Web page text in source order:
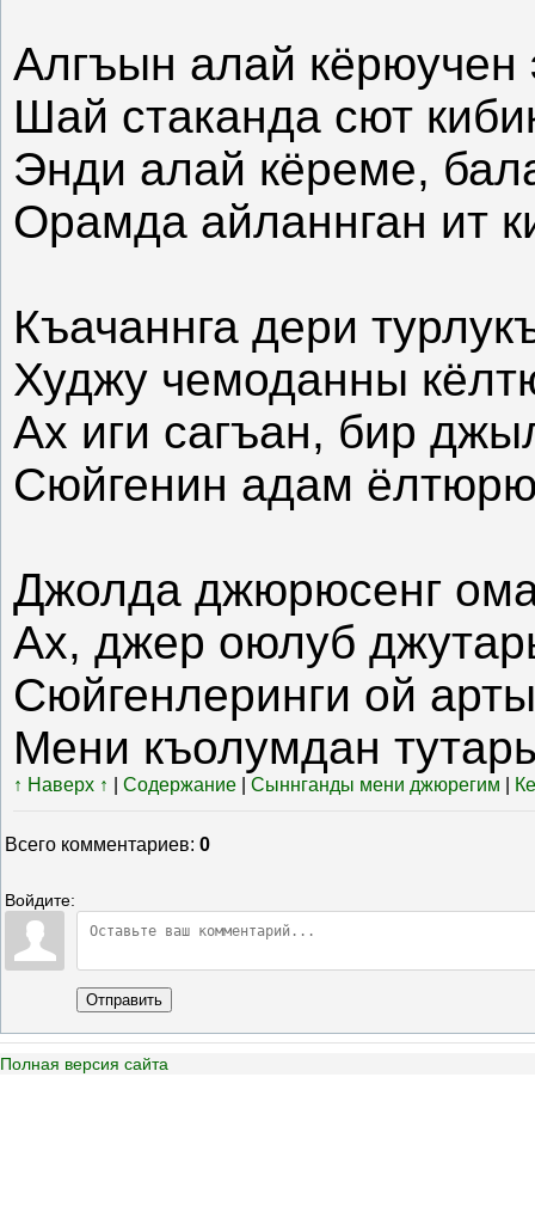
Алгъын алай кёрюучен
Шай стаканда сют
Энди алай кёреме,
Орамда айланнган ит
Къачаннга дери
Худжу чемоданны
Ах иги сагъан, бир
Сюйгенин адам
Джолда джюрюсенг
Ах, джер оюлуб
Сюйгенлеринги ой
Мени къолумдан
↑ Наверх ↑ Содержание Сыннганды мени джюрегим
Всего комментариев: 0
Войдите:
Отправить
Полная версия сайта